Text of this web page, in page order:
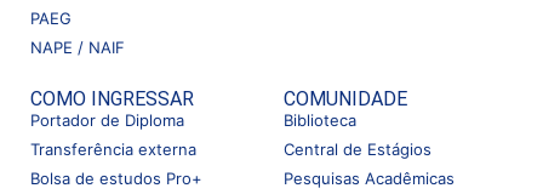
PAEG
NAPE / NAIF
COMO INGRESSAR
Portador de Diploma
Transferência externa
Bolsa de estudos Pro+
COMUNIDADE
Biblioteca
Central de Estágios
Pesquisas Acadêmicas